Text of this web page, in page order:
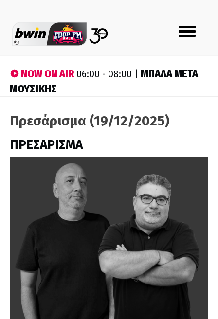
Toggle
navigation
NOW ON AIR06:00 - 08:00 | ΜΠΑΛΑ ΜΕΤΑ
ΜΟΥΣΙΚΗΣ
Πρεσάρισμα (19/12/2025)
ΠΡΕΣΑΡΙΣΜΑ